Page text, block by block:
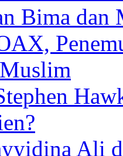
Bima dan
Ali